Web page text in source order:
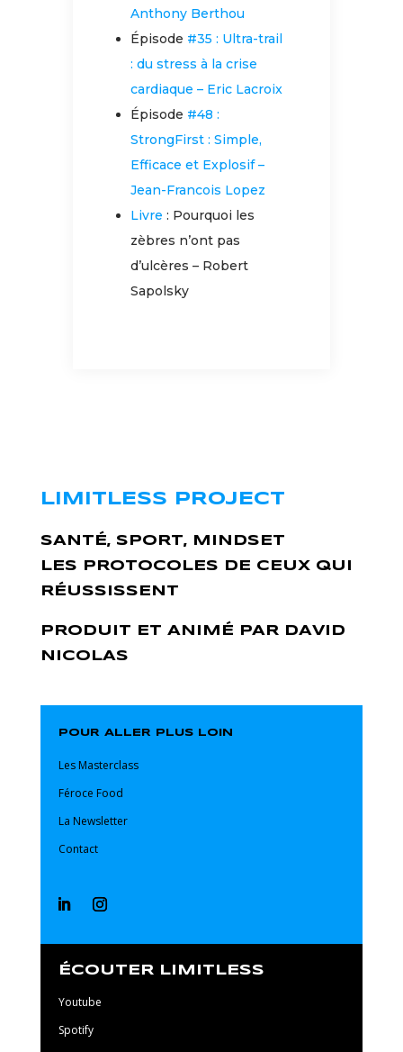
Anthony Berthou
Épisode #35 : Ultra-trail
: du stress à la crise
cardiaque – Eric Lacroix
Épisode #48 :
StrongFirst : Simple,
Efficace et Explosif –
Jean-Francois Lopez
Livre : Pourquoi les
zèbres n’ont pas
d’ulcères – Robert
Sapolsky
LIMITLESS PROJECT
SANTÉ, SPORT, MINDSET
LES PROTOCOLES DE CEUX QUI
RÉUSSISSENT
PRODUIT ET ANIMÉ PAR DAVID
NICOLAS
POUR ALLER PLUS LOIN
Les Masterclass
Féroce Food
La Newsletter
Contact
ÉCOUTER LIMITLESS
Youtube
Spotify